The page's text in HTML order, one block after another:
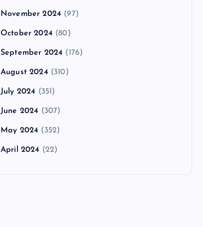
November 2024 (97)
October 2024 (80)
September 2024 (176)
August 2024 (310)
July 2024 (351)
June 2024 (307)
May 2024 (352)
April 2024 (22)